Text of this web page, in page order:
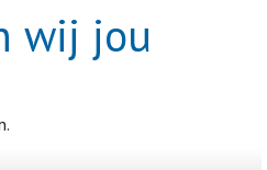
wij jou